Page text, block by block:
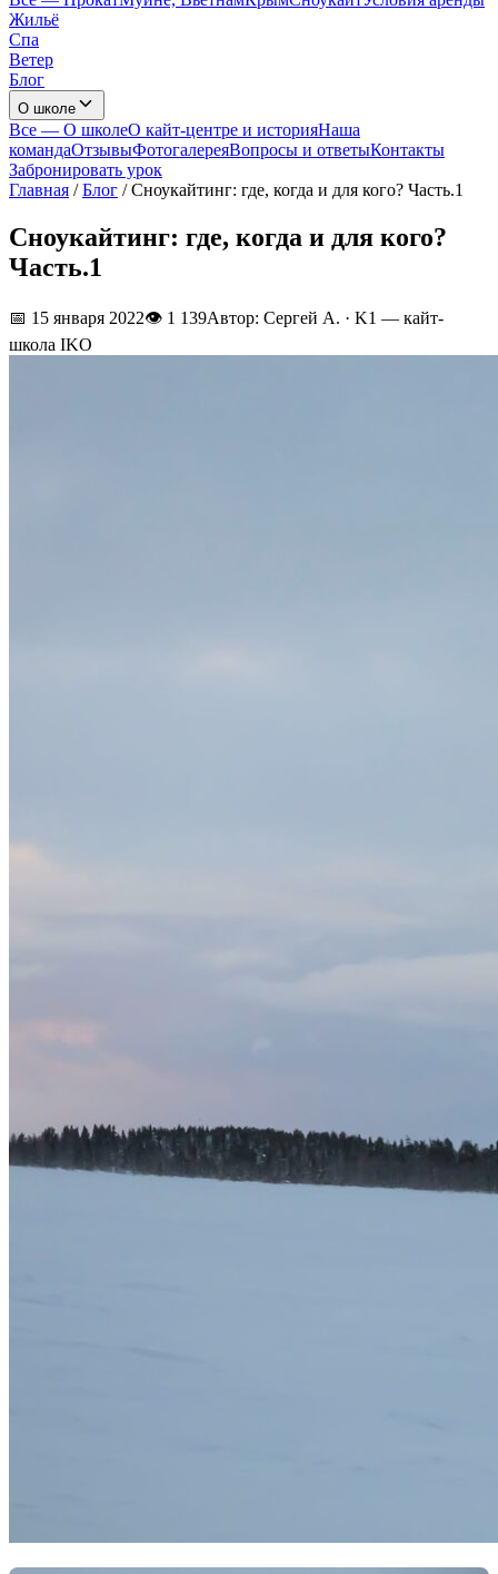
Жильё
Спа
Ветер
Блог
О школе
Все — О школеО кайт-центре и историяНаша
командаОтзывыФотогалереяВопросы и ответыКонтакты
Забронировать урок
Главная /Блог /Сноукайтинг: где, когда и для кого? Часть.1
Сноукайтинг: где, когда и для кого?
Часть.1
📅 15 января 2022👁 1 139Автор: Сергей А. · K1 — кайт-
школа IKO